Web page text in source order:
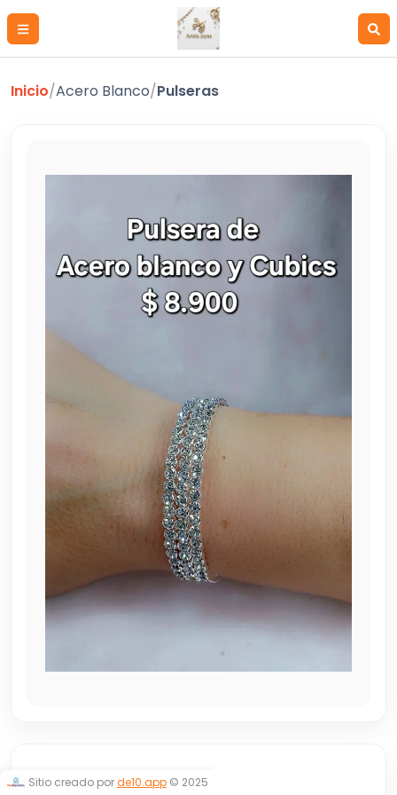
Inicio/Acero Blanco/Pulseras
CUBICS
Sitio creado porde10.app © 2025